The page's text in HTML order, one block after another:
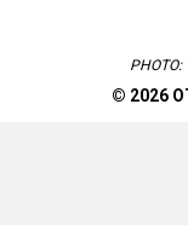
PHOTO:
© 2026